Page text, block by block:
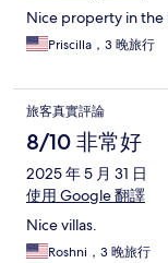
Nice property in
Priscilla，3 晚旅行
旅客真實評論
8/10 非常好
2025 年 5 月 31 日
使用 Google 翻譯
Nice villas.
Roshni，3 晚旅行